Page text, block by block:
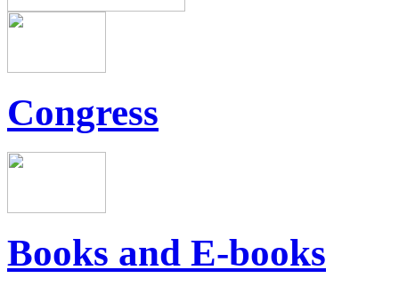
Congress
Books and E-books